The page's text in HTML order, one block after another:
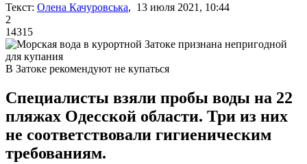
Текст: Олена Качуровська, 13 июля 2021, 10:44
2
14315
В Затоке рекомендуют не купаться
Специалисты взяли пробы воды на 22
пляжах Одесской области. Три из них
не соответствовали гигиеническим
требованиям.